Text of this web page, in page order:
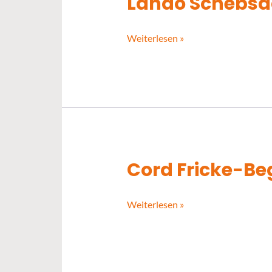
Weiterlesen »
Cord Fricke-
Cord
Begemann
Weiterlesen »